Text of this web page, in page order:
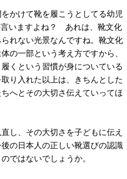
かけて靴を履こうとしてる幼児
言いますよね？ あれは、靴文化
れない光景なんですね。靴文化
の一部という考え方ですから、
くという習慣が身についている
り入れた以上は、きちんとした
へとその大切さ伝えていってほ
し、その大切さを子どもに伝え
の日本人の正しい靴選びの認識
ではないでしょうか。